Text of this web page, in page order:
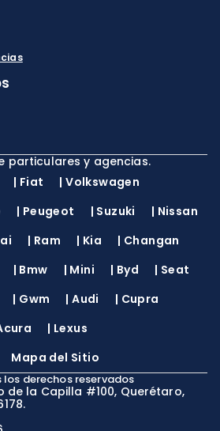
particulares y agencias.
| Fiat |Volkswagen
| Peugeot | Suzuki | Nissan
| Ram | Kia | Changan
| Bmw | Mini | Byd | Seat
| Gwm |Audi | Cupra
| Lexus
Mapa del Sitio
los derechos reservados
de la Capilla #100, Querétaro,